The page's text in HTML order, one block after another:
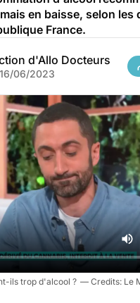
en baisse, selon les
France.
d'Allo Docteurs
16/06/2023
ils trop d'alcool ?
Le